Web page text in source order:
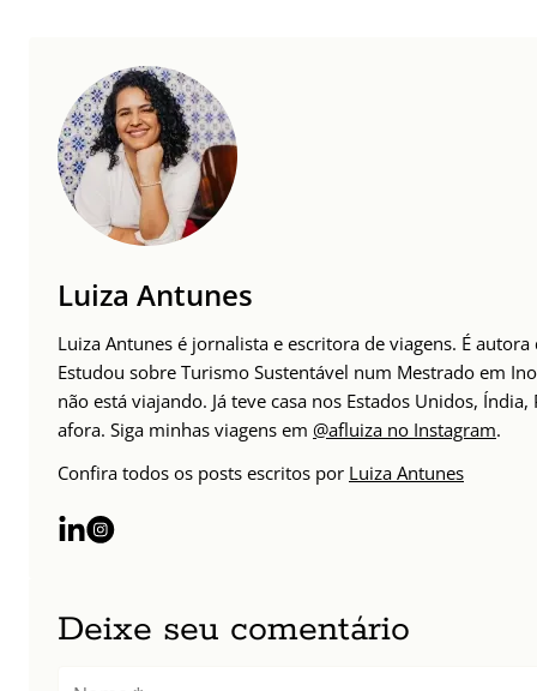
Luiza Antunes
Luiza Antunes é jornalista e escritora de viagens. É
Estudou sobre Turismo Sustentável num Mestrado em
não está viajando. Já teve casa nos Estados Unidos,
afora. Siga minhas viagens em @afluiza no Instagram.
Confira todos os posts escritos por Luiza Antunes
Deixe seu comentário